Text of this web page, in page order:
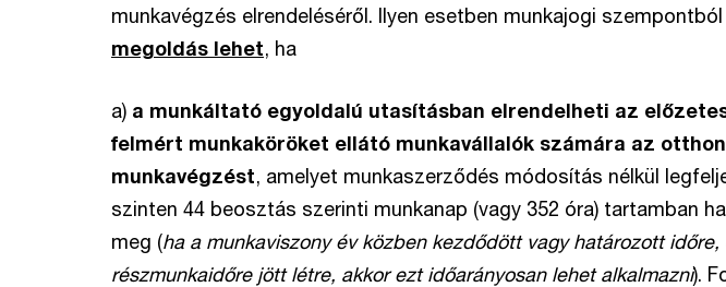
munkavégzés elrendeléséről. Ilyen esetben munkajogi szempontból
megoldás lehet, ha
a) a munkáltató egyoldalú utasításban elrendelheti az
felmért munkaköröket ellátó munkavállalók számára az
munkavégzést, amelyet munkaszerződés módosítás nélkül
szinten 44 beosztás szerinti munkanap (vagy 352 óra) tartamban
meg (ha a munkaviszony év közben kezdődött vagy határozott időre,
részmunkaidőre jött létre, akkor ezt időarányosan lehet alkalmazni).